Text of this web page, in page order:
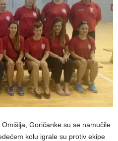
Goričanke su se namučile
kolu igrale su protiv ekipe